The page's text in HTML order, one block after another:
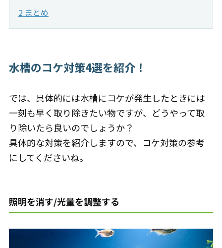
2 まとめ
水槽のコケ対策4選を紹介！
では、具体的には水槽にコケが発生したときには
一刻も早く取り除きたい物ですが、どうやって取
り除いたら良いのでしょうか？
具体的な対策を紹介しますので、コケ対策の参考
にしてくださいね。
照明を消す/光量を調整する